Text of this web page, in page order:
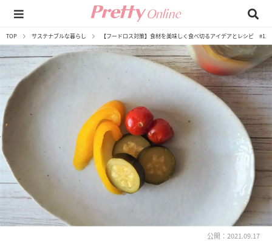
TOP サステナブルな暮らし 【フードロス対策】食材を美味しく食べ切るアイデアとレシピ #12
公開：2021.09.17